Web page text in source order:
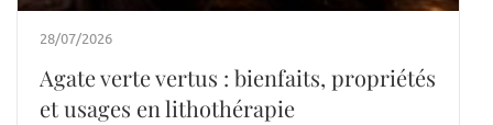
28/07/2026
Agate verte vertus : bienfaits, propriétés
et usages en lithothérapie